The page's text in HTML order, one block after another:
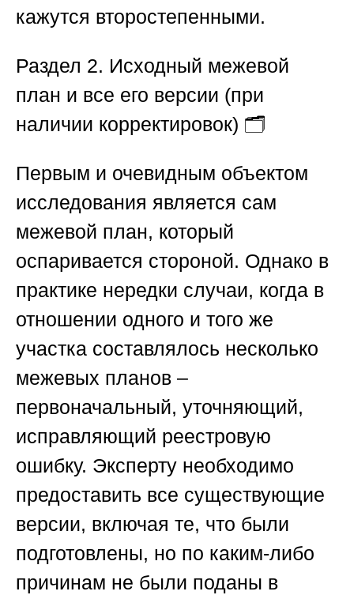
кажутся второстепенными.
Раздел 2. Исходный межевой
план и все его версии (при
наличии корректировок) 🗂️
Первым и очевидным объектом
исследования является сам
межевой план, который
оспаривается стороной. Однако в
практике нередки случаи, когда в
отношении одного и того же
участка составлялось несколько
межевых планов –
первоначальный, уточняющий,
исправляющий реестровую
ошибку. Эксперту необходимо
предоставить все существующие
версии, включая те, что были
подготовлены, но по каким-либо
причинам не были поданы в